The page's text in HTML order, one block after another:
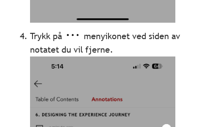
Trykk på
menyikonet ved siden av
notatet du vil fjerne.